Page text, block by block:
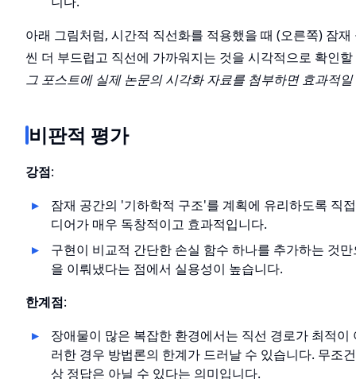
아래 그림처럼, 시간적 직선화를 적용했을 때 (오른쪽) 잠
씬 더 부드럽고 직선에 가까워지는 것을 시각적으로 확인
그 포스트에 실제 논문의 시각화 자료를 첨부하면 효과적
비판적 평가
강점:
잠재 공간의 '기하학적 구조'를 계획에 유리하도록 직
디어가 매우 독창적이고 효과적입니다.
구현이 비교적 간단한 손실 함수 하나를 추가하는 것
을 이뤄냈다는 점에서 실용성이 높습니다.
한계점:
장애물이 많은 복잡한 환경에서는 직선 경로가 최적이
러한 경우 방법론의 한계가 드러날 수 있습니다. 무조
상 정답은 아닐 수 있다는 의미입니다.